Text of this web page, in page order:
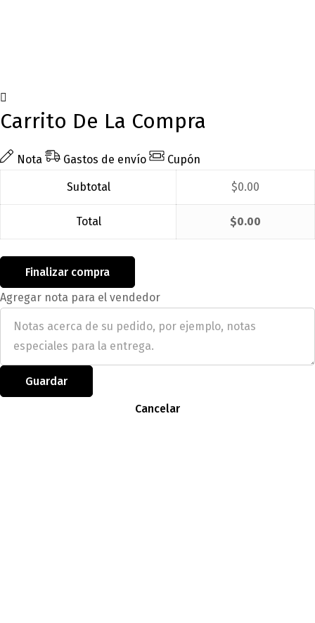
Carrito De La Compra
Nota Gastos de envío Cupón
Subtotal $0.00
Total $0.00
Finalizar compra
Agregar nota para el vendedor
Guardar
Cancelar